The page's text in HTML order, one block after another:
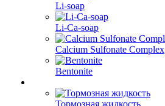
Li-soap
Li-Ca-soap
Calcium Sulfonate Complex
Bentonite
Тормозная жидкость